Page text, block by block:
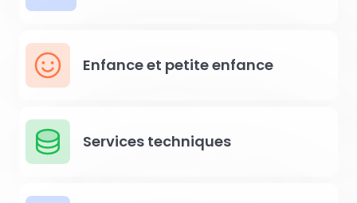
Enfance et petite enfance
Services techniques